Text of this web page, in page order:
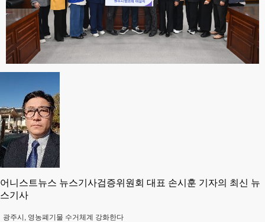
어니스트뉴스 뉴스기사검증위원회 대표 손시훈 기자의 최신 뉴
스기사
광주시, 영농폐기물 수거체계 강화한다